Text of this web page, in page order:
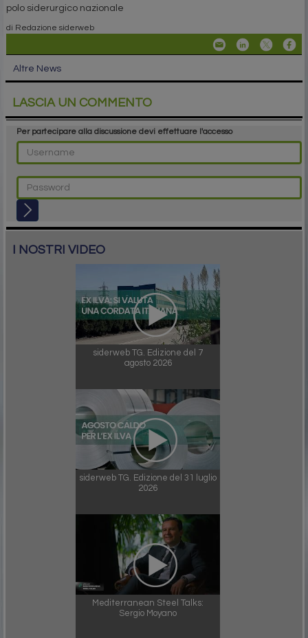
polo siderurgico nazionale
di Redazione siderweb
Altre News
LASCIA UN COMMENTO
Per partecipare alla discussione devi effettuare l'accesso
I NOSTRI VIDEO
siderweb TG. Edizione del 7
agosto 2026
siderweb TG. Edizione del 31 luglio
2026
Mediterranean Steel Talks:
Sergio Moyano